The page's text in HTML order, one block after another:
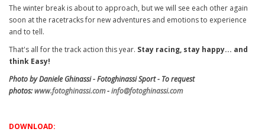
The winter break is about to approach, but we will see each other again
soon at the racetracks for new adventures and emotions to experience
and to tell.
That's all for the track action this year. Stay racing, stay happy... and
think Easy!
Photo by Daniele Ghinassi - Fotoghinassi Sport - To request
photos:www.fotoghinassi.com-info@fotoghinassi.com
DOWNLOAD: